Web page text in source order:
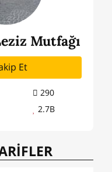
Mutfağı
Et
290
2.7B